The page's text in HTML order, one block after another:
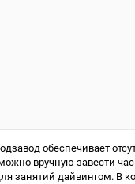
обеспечивает
вручную завести
занятий дайвингом. В